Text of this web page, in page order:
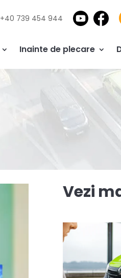
+40 739 454 944
Inainte de plecare
Vezi